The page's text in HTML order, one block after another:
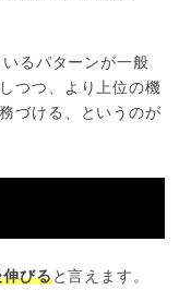
るパターンが一般
つつ、より上位の機
づける、というのが
伸びると言えます。